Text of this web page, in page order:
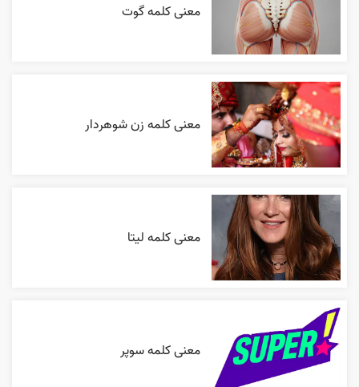
معنی کلمه گوت
معنی کلمه زن شوهردار
معنی کلمه لیتا
معنی کلمه سوپر